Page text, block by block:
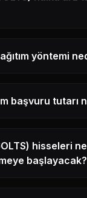
yöntemi
başvuru tutarı
) hisseleri
başlayacak?